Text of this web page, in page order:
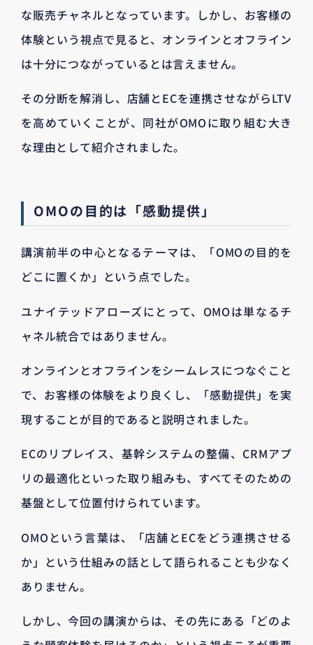
な販売チャネルとなっています。しかし、お客様の
体験という視点で見ると、オンラインとオフライン
は十分につながっているとは言えません。
その分断を解消し、店舗とECを連携させながらLTV
を高めていくことが、同社がOMOに取り組む大き
な理由として紹介されました。
OMOの目的は「感動提供」
講演前半の中心となるテーマは、「OMOの目的を
どこに置くか」という点でした。
ユナイテッドアローズにとって、OMOは単なるチ
ャネル統合ではありません。
オンラインとオフラインをシームレスにつなぐこと
で、お客様の体験をより良くし、「感動提供」を実
現することが目的であると説明されました。
ECのリプレイス、基幹システムの整備、CRMアプ
リの最適化といった取り組みも、すべてそのための
基盤として位置付けられています。
OMOという言葉は、「店舗とECをどう連携させる
か」という仕組みの話として語られることも少なく
ありません。
しかし、今回の講演からは、その先にある「どのよ